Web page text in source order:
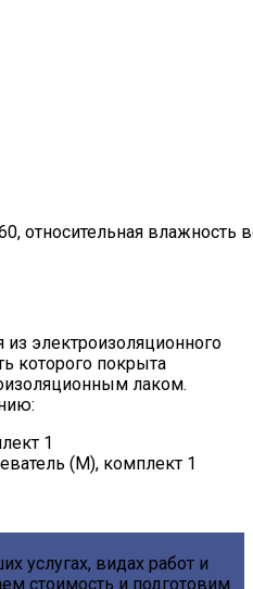
относительная влажность
электроизоляционного
которого покрыта
лаком.
1
(М), комплект 1
услугах, видах работ и
стоимость и подготовим